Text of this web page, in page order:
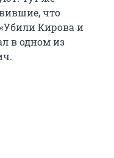
что
Кирова и
в одном из